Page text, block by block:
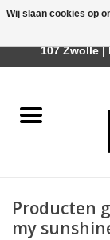
Räder Design
Geurkaarsen
Producten
my
Wij slaan cookies op
Afhalen is
107 Zwolle |